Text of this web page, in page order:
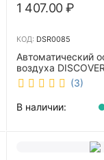
1 407.00₽
КОД: DSR0085
Автоматический
воздуха
DSR0085
(3)
В наличии: